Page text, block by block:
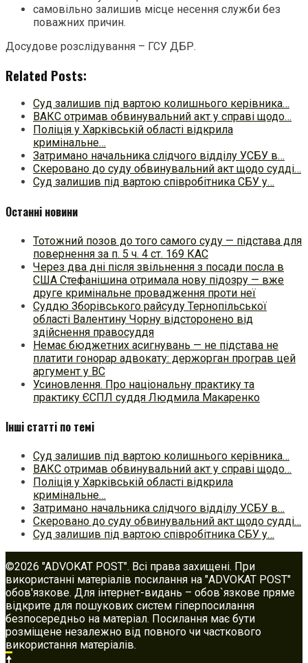
самовільно залишив місце несення служби без
поважних причин.
Досудове розслідування – ГСУ ДБР.
Related Posts:
Суд залишив під вартою колишнього керівника…
ВАКС отримав обвинувальний акт у справі щодо…
Поліція у Харківській області відкрила
кримінальне…
Затримано начальника слідчого відділу УСБУ в…
Скеровано до суду обвинувальний акт щодо судді…
Суд залишив під вартою співробітника СБУ у…
Останні новини
Тотожний позов до того самого суду — підстава для
повернення за п. 5 ч. 4 ст. 169 КАС
Через два дні після звільнення з посади посла в
США Стефанішина отримала нову підозру — вже
друге кримінальне провадження проти неї
Суддю Зборівського райсуду Тернопільської
області Валентину Чорну відсторонено від
здійснення правосуддя
Немає бюджетних асигнувань — не підстава не
платити гонорар адвокату: держорган програв цей
аргумент у ВС
Усиновлення. Про національну практику та
практику ЄСПЛ суддя Людмила Макаренко
Інші статті по темі
Суд залишив під вартою колишнього керівника…
ВАКС отримав обвинувальний акт у справі щодо…
Поліція у Харківській області відкрила
кримінальне…
Затримано начальника слідчого відділу УСБУ в…
Скеровано до суду обвинувальний акт щодо судді…
Суд залишив під вартою співробітника СБУ у…
©2026 "ADVOKAT POST". Всі права захищені. При
використанні матеріалів посилання на "ADVOKAT POST"
обов'язкове. Для інтернет-видань – обов`язкове пряме
відкрите для пошукових систем гіперпосилання
безпосередньо на матеріал. Посилання має бути
розміщене незалежно від повного чи часткового
використання матеріалів.